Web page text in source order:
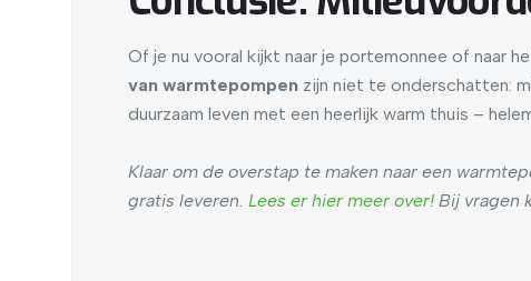
Of je nu vooral kijkt naar je portemonnee of naar
van warmtepompen zijn niet te onderschatten:
duurzaam leven met een heerlijk warm thuis –
Klaar om de overstap te maken naar een
gratis leveren. Lees er hier meer over! Bij vragen